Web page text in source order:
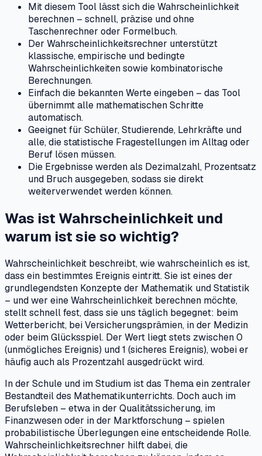
Mit diesem Tool lässt sich die Wahrscheinlichkeit
berechnen – schnell, präzise und ohne
Taschenrechner oder Formelbuch.
Der Wahrscheinlichkeitsrechner unterstützt
klassische, empirische und bedingte
Wahrscheinlichkeiten sowie kombinatorische
Berechnungen.
Einfach die bekannten Werte eingeben – das Tool
übernimmt alle mathematischen Schritte
automatisch.
Geeignet für Schüler, Studierende, Lehrkräfte und
alle, die statistische Fragestellungen im Alltag oder
Beruf lösen müssen.
Die Ergebnisse werden als Dezimalzahl, Prozentsatz
und Bruch ausgegeben, sodass sie direkt
weiterverwendet werden können.
Was ist Wahrscheinlichkeit und
warum ist sie so wichtig?
Wahrscheinlichkeit beschreibt, wie wahrscheinlich es ist,
dass ein bestimmtes Ereignis eintritt. Sie ist eines der
grundlegendsten Konzepte der Mathematik und Statistik
– und wer eine Wahrscheinlichkeit berechnen möchte,
stellt schnell fest, dass sie uns täglich begegnet: beim
Wetterbericht, bei Versicherungsprämien, in der Medizin
oder beim Glücksspiel. Der Wert liegt stets zwischen 0
(unmögliches Ereignis) und 1 (sicheres Ereignis), wobei er
häufig auch als Prozentzahl ausgedrückt wird.
In der Schule und im Studium ist das Thema ein zentraler
Bestandteil des Mathematikunterrichts. Doch auch im
Berufsleben – etwa in der Qualitätssicherung, im
Finanzwesen oder in der Marktforschung – spielen
probabilistische Überlegungen eine entscheidende Rolle.
Wahrscheinlichkeitsrechner hilft dabei, die